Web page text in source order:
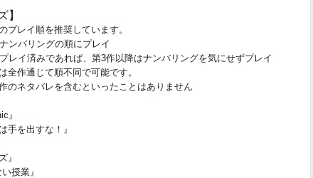
】
プレイ順を推奨しています。
ンバリングの順にプレイ
レイ済みであれば、第3作以降はナンバリングを気にせずプレイ
全作通じて順不同で可能です。
のネタバレを含むといったことはありません
』
手を出すな！』
』
授業』